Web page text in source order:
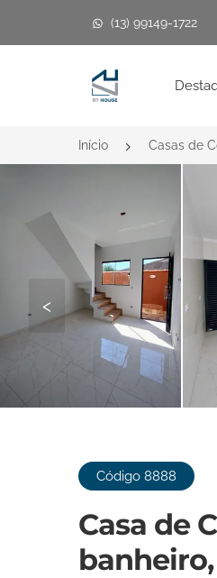
(13) 99149-1722
Página inicial
Início Casas de
<
Código 8888
Casa de
banheiro,